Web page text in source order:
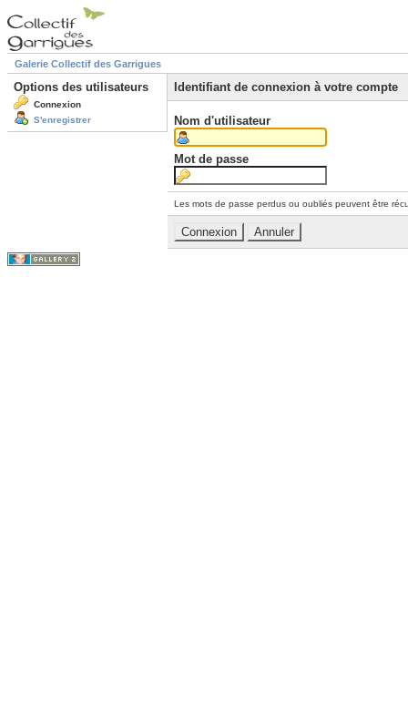
Galerie Collectif des Garrigues
Options des utilisateurs
Connexion
S'enregistrer
Identifiant de connexion à votre compte
Nom d'utilisateur
Mot de passe
Les mots de passe perdus ou oubliés peuvent être